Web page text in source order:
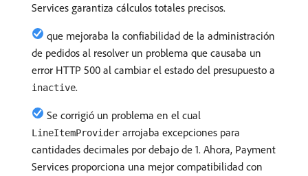
Services garantiza cálculos totales precisos.
que mejoraba la confiabilidad de la administración
de pedidos al resolver un problema que causaba un
error HTTP 500 al cambiar el estado del presupuesto a
inactive.
Se corrigió un problema en el cual
LineItemProvider arrojaba excepciones para
cantidades decimales por debajo de 1. Ahora, Payment
Services proporciona una mejor compatibilidad con